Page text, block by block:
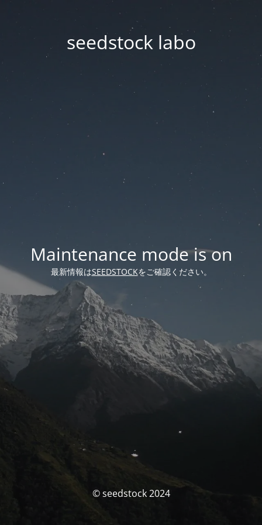
seedstock labo
Maintenance mode is on
最新情報はSEEDSTOCKをご確認ください。
© seedstock 2024